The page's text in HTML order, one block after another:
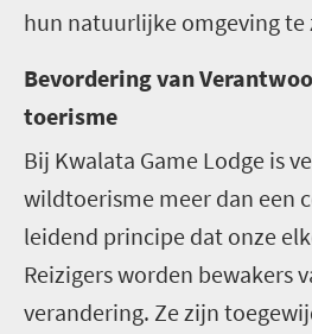
hun natuurlijke omgeving te
Bevordering van
toerisme
Bij Kwalata Game Lodge is
wildtoerisme meer dan een
leidend principe dat onze
Reizigers worden bewakers
verandering. Ze zijn